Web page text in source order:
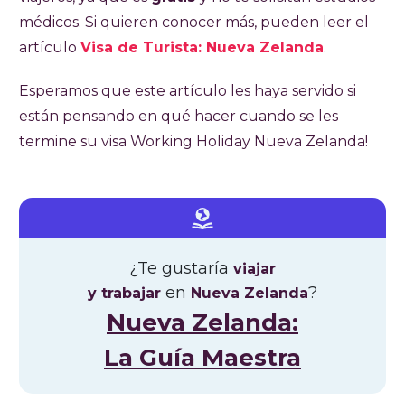
médicos. Si quieren conocer más, pueden leer el
artículo Visa de Turista: Nueva Zelanda.
Esperamos que este artículo les haya servido si
están pensando en qué hacer cuando se les
termine su visa Working Holiday Nueva Zelanda!
¿Te gustaría viajar
y trabajar en Nueva Zelanda?
Nueva Zelanda:
La Guía Maestra